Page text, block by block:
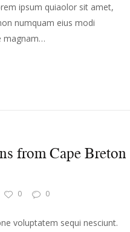
ipsum quiaolor sit amet,
numquam eius modi
magnam…
from Cape Breton
0 0
voluptatem sequi nesciunt.